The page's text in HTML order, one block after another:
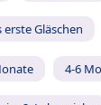
erste Gläschen
4-6